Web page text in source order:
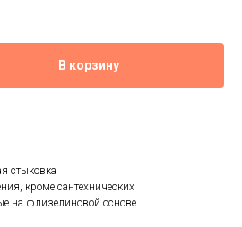
В корзину
стыковка
кроме сантехнических
на флизелиновой основе